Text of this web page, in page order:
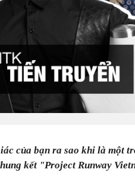
của bạn ra sao khi là một
kết "Project Runway